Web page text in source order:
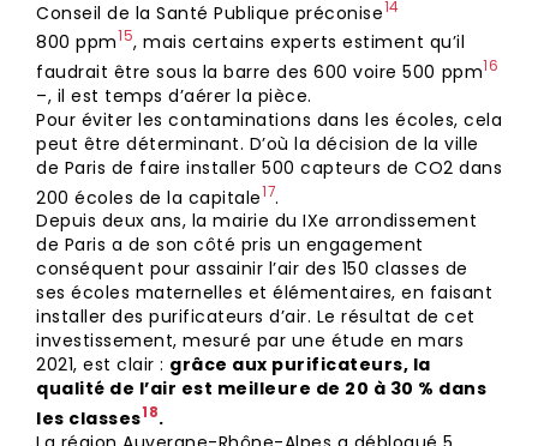
Conseil de la Santé Publique préconise⁠14
800 ppm⁠15, mais certains experts estiment qu’il
faudrait être sous la barre des 600 voire 500 ⁠ppm16
–, il est temps d’aérer la pièce.
Pour éviter les contaminations dans les écoles, cela
peut être déterminant. D’où la décision de la ville
de Paris de faire installer 500 capteurs de CO2 dans
200 écoles de la capitale⁠17.
Depuis deux ans, la mairie du IXe arrondissement
de Paris a de son côté pris un engagement
conséquent pour assainir l’air des 150 classes de
ses écoles maternelles et élémentaires, en faisant
installer des purificateurs d’air. Le résultat de cet
investissement, mesuré par une étude en mars
2021, est clair : grâce aux purificateurs, la
qualité de l’air est meilleure de 20 à 30 % dans
les classes⁠18.